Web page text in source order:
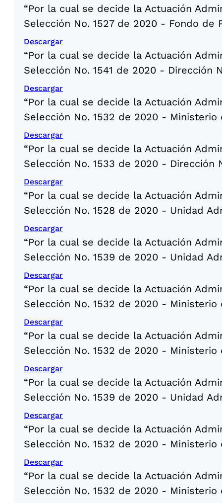
“Por la cual se decide la Actuación
Selección No. 1527 de 2020 - Fondo
Descargar
“Por la cual se decide la Actuación
Selección No. 1541 de 2020 -
Descargar
“Por la cual se decide la Actuación
Selección No. 1532 de 2020 -
Descargar
“Por la cual se decide la Actuación
Selección No. 1533 de 2020 -
Descargar
“Por la cual se decide la Actuación
Selección No. 1528 de 2020 - Unidad
Descargar
“Por la cual se decide la Actuación
Selección No. 1539 de 2020 - Unidad
Descargar
“Por la cual se decide la Actuación
Selección No. 1532 de 2020 -
Descargar
“Por la cual se decide la Actuación
Selección No. 1532 de 2020 -
Descargar
“Por la cual se decide la Actuación
Selección No. 1539 de 2020 - Unidad
Descargar
“Por la cual se decide la Actuación
Selección No. 1532 de 2020 -
Descargar
“Por la cual se decide la Actuación
Selección No. 1532 de 2020 -